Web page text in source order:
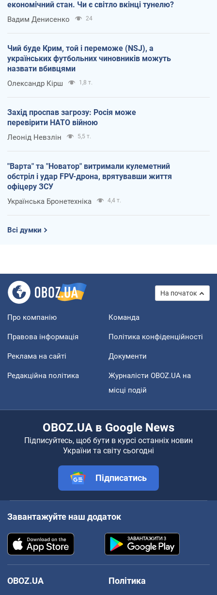
економічний стан. Чи є світло вкінці тунелю?
Вадим Денисенко 24
Чий буде Крим, той і переможе (NSJ), а
українських футбольних чиновників можуть
назвати вбивцями
Олександр Кірш 1,8 т.
Захід проспав загрозу: Росія може
перевірити НАТО війною
Леонід Невзлін 5,5 т.
"Варта" та "Новатор" витримали кулеметний
обстріл і удар FPV-дрона, врятувавши життя
офіцеру ЗСУ
Українська Бронетехніка 4,4 т.
Всі думки
На початок
Про компанію Команда
Правова інформація Політика конфіденційності
Реклама на сайті Документи
Редакційна політика
Журналісти OBOZ.UA на
місці подій
OBOZ.UA в Google News
Підписуйтесь, щоб бути в курсі останніх новин
України та світу сьогодні
Підписатись
Завантажуйте наш додаток
OBOZ.UA
Політика